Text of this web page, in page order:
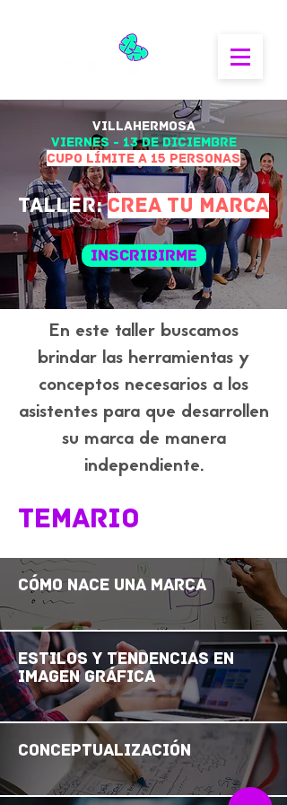
Cómo nace una marca
Estilos y tendencias en
imagen gráfica
Conceptualización
En este taller buscamos
brindar las herramientas y
conceptos necesarios a los
asistentes para que desarrollen
su marca de manera
independiente.
TEMARIO
VILLAHERMOSA
viernes - 13 deDICIEMBRE
CUPO LÍMIte a 15 personas
Taller:CREA TU MARCA
INSCRIBIRME